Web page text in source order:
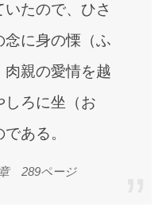
たので、ひさ
念に身の慄（ふ
肉親の愛情を越
しろに坐（お
ある。
章 289ページ